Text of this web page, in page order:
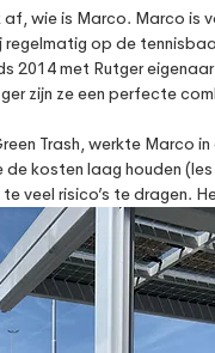
af, wie is Marco. Marco
regelmatig op de
2014 met Rutger
zijn ze een perfecte
Trash, werkte Marco
kosten laag houden
veel risico’s te dragen.